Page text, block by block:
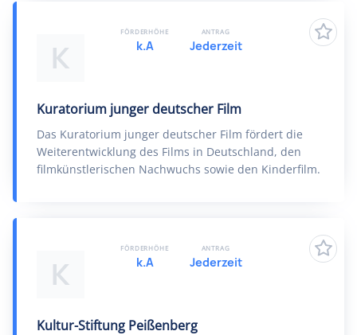
K
Kuratorium junger deutscher Film
Das Kuratorium junger deutscher Film fördert die
Weiterentwicklung des Films in Deutschland, den
filmkünstlerischen Nachwuchs sowie den Kinderfilm.
FÖRDERHÖHE
k.A
ANTRAG
Jederzeit
K
Kultur-Stiftung Peißenberg
FÖRDERHÖHE
k.A
ANTRAG
Jederzeit